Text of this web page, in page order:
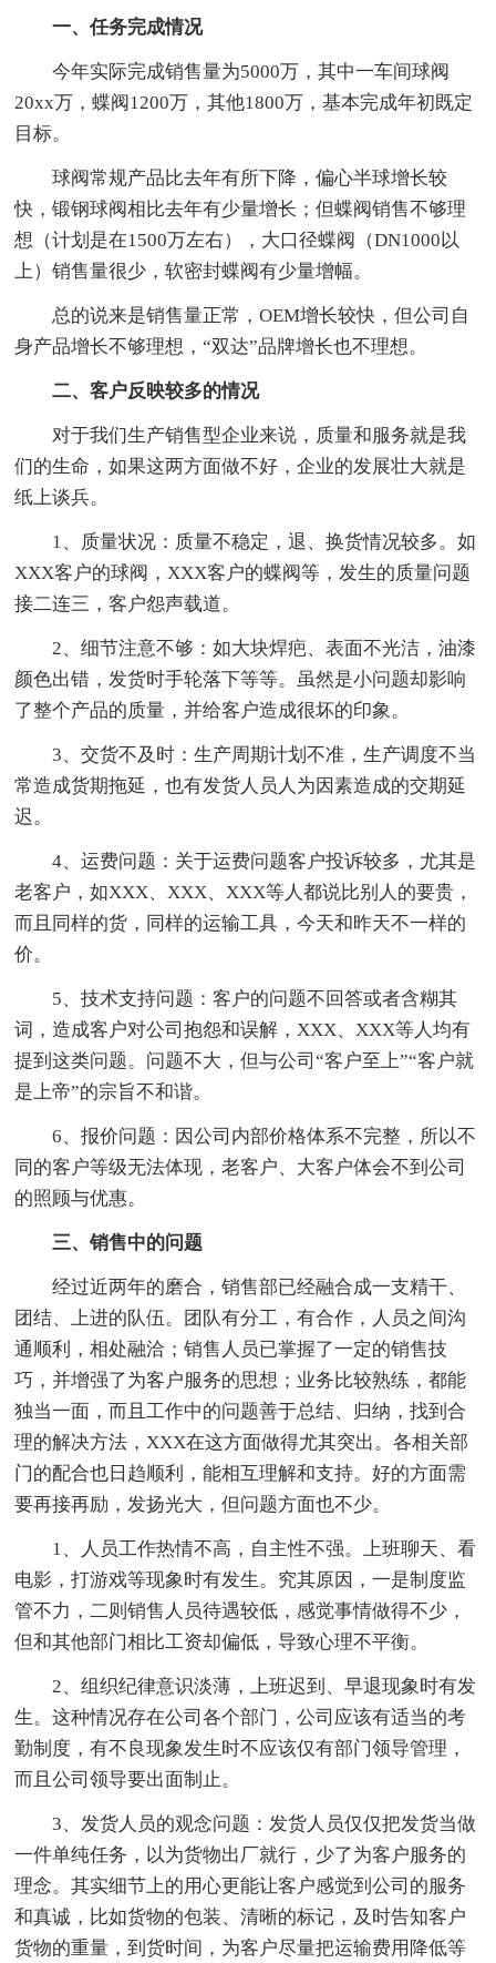
一、任务完成情况
今年实际完成销售量为5000万，其中一车间球阀
20xx万，蝶阀1200万，其他1800万，基本完成年初既定
目标。
球阀常规产品比去年有所下降，偏心半球增长较
快，锻钢球阀相比去年有少量增长；但蝶阀销售不够理
想（计划是在1500万左右），大口径蝶阀（DN1000以
上）销售量很少，软密封蝶阀有少量增幅。
总的说来是销售量正常，OEM增长较快，但公司自
身产品增长不够理想，“双达”品牌增长也不理想。
二、客户反映较多的情况
对于我们生产销售型企业来说，质量和服务就是我
们的生命，如果这两方面做不好，企业的发展壮大就是
纸上谈兵。
1、质量状况：质量不稳定，退、换货情况较多。如
XXX客户的球阀，XXX客户的蝶阀等，发生的质量问题
接二连三，客户怨声载道。
2、细节注意不够：如大块焊疤、表面不光洁，油漆
颜色出错，发货时手轮落下等等。虽然是小问题却影响
了整个产品的质量，并给客户造成很坏的印象。
3、交货不及时：生产周期计划不准，生产调度不当
常造成货期拖延，也有发货人员人为因素造成的交期延
迟。
4、运费问题：关于运费问题客户投诉较多，尤其是
老客户，如XXX、XXX、XXX等人都说比别人的要贵，
而且同样的货，同样的运输工具，今天和昨天不一样的
价。
5、技术支持问题：客户的问题不回答或者含糊其
词，造成客户对公司抱怨和误解，XXX、XXX等人均有
提到这类问题。问题不大，但与公司“客户至上”“客户就
是上帝”的宗旨不和谐。
6、报价问题：因公司内部价格体系不完整，所以不
同的客户等级无法体现，老客户、大客户体会不到公司
的照顾与优惠。
三、销售中的问题
经过近两年的磨合，销售部已经融合成一支精干、
团结、上进的队伍。团队有分工，有合作，人员之间沟
通顺利，相处融洽；销售人员已掌握了一定的销售技
巧，并增强了为客户服务的思想；业务比较熟练，都能
独当一面，而且工作中的问题善于总结、归纳，找到合
理的解决方法，XXX在这方面做得尤其突出。各相关部
门的配合也日趋顺利，能相互理解和支持。好的方面需
要再接再励，发扬光大，但问题方面也不少。
1、人员工作热情不高，自主性不强。上班聊天、看
电影，打游戏等现象时有发生。究其原因，一是制度监
管不力，二则销售人员待遇较低，感觉事情做得不少，
但和其他部门相比工资却偏低，导致心理不平衡。
2、组织纪律意识淡薄，上班迟到、早退现象时有发
生。这种情况存在公司各个部门，公司应该有适当的考
勤制度，有不良现象发生时不应该仅有部门领导管理，
而且公司领导要出面制止。
3、发货人员的观念问题：发货人员仅仅把发货当做
一件单纯任务，以为货物出厂就行，少了为客户服务的
理念。其实细节上的用心更能让客户感觉到公司的服务
和真诚，比如货物的包装、清晰的标记，及时告知客户
货物的重量，到货时间，为客户尽量把运输费用降低等